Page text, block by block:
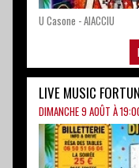
DIMANCHE 9 AOÛT À